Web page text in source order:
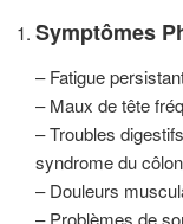
Symptômes
– Fatigue
– Maux de tête
– Troubles
syndrome du
– Douleurs
– Problèmes de